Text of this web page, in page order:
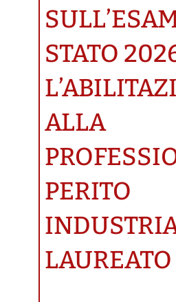
STATO
ALLA
PERITO
LAUREATO